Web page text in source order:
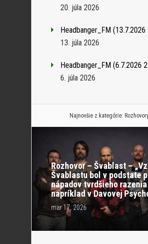
20. júla 2026
Headbanger_FM (13.7.2026
13. júla 2026
Headbanger_FM (6.7.2026
6. júla 2026
Najnovšie z kategórie:
Rozhovor – Švablast –
Švablastu bol v podstate
nápadov tvrdšieho
napríklad v Davovej
mar 17, 2026